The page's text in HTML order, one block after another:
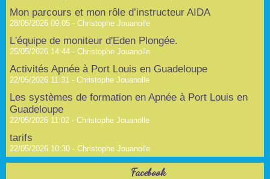
Mon parcours et mon rôle d’instructeur AIDA
28/05/2026 09:05 - Christophe Jouanolle
L'équipe de moniteur d'Eden Plongée.
25/05/2026 14:44 - Christophe Jouanolle
Activités Apnée à Port Louis en Guadeloupe
22/05/2026 11:31 - Christophe Jouanolle
Les systèmes de formation en Apnée à Port Louis en
Guadeloupe
22/05/2026 11:02 - Christophe Jouanolle
tarifs
22/05/2026 10:30 - Christophe Jouanolle
Facebook